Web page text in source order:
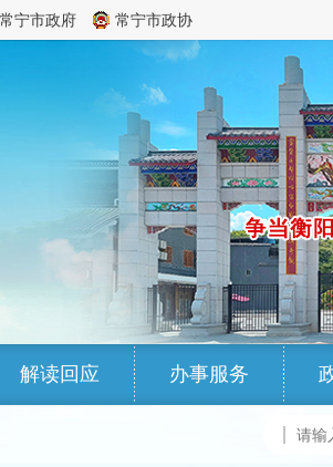
常宁市政府 常宁市政协
解读回应 办事服务